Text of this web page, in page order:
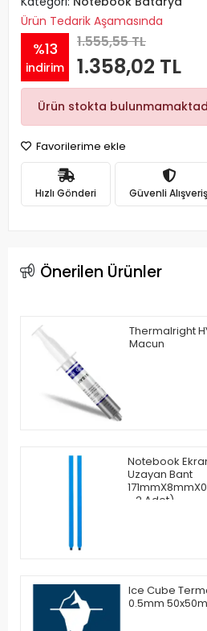
Ürün Tedarik Aşamasında
%13
indirim
1.555,55 TL
1.358,02 TL
Ürün stokta
Favorilerime ekle
Hızlı Gönderi Güvenli Alışveriş
Önerilen Ürünler
Thermalright
Macun
Notebook
Uzayan Bant
- 2 Adet)
Ice Cube
0.5mm